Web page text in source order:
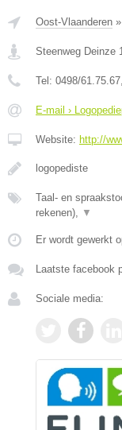
Oost-Vlaanderen »
Steenweg Deinze
Tel: 0498/61.75.67
E-mail ›
Website: http://
logopediste
Taal- en
rekenen), ▼
Er wordt gewerkt
Laatste facebook
Sociale media: